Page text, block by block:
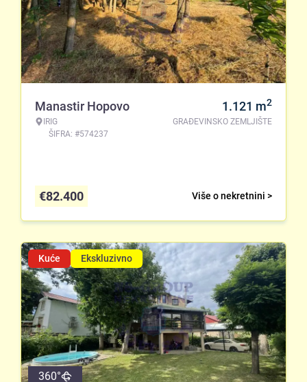
Manastir Hopovo
IRIG
ŠIFRA: #574237
1.121 m2
GRAĐEVINSKO ZEMLJIŠTE
Više o nekretnini >
€82.400
Kuće Ekskluzivno
360°